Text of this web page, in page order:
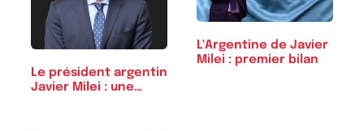
Le président argentin
Javier Milei : une…
L'Argentine de Javier
Milei : premier bilan